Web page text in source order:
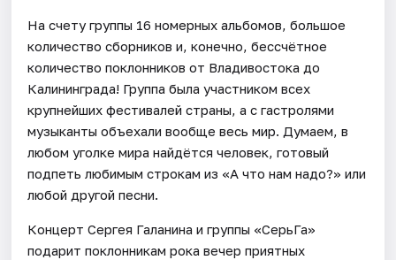
На счету группы 16 номерных альбомов, большое
количество сборников и, конечно, бессчётное
количество поклонников от Владивостока до
Калининграда! Группа была участником всех
крупнейших фестивалей страны, а с гастролями
музыканты объехали вообще весь мир. Думаем, в
любом уголке мира найдётся человек, готовый
подпеть любимым строкам из «А что нам надо?» или
любой другой песни.
Концерт Сергея Галанина и группы «СерьГа»
подарит поклонникам рока вечер приятных